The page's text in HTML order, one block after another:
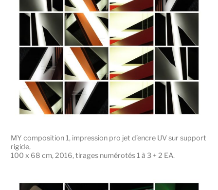
MY composition 1, impression pro jet d’encre UV sur support
rigide,
100 x 68 cm, 2016, tirages numérotés 1 à 3 + 2 EA.